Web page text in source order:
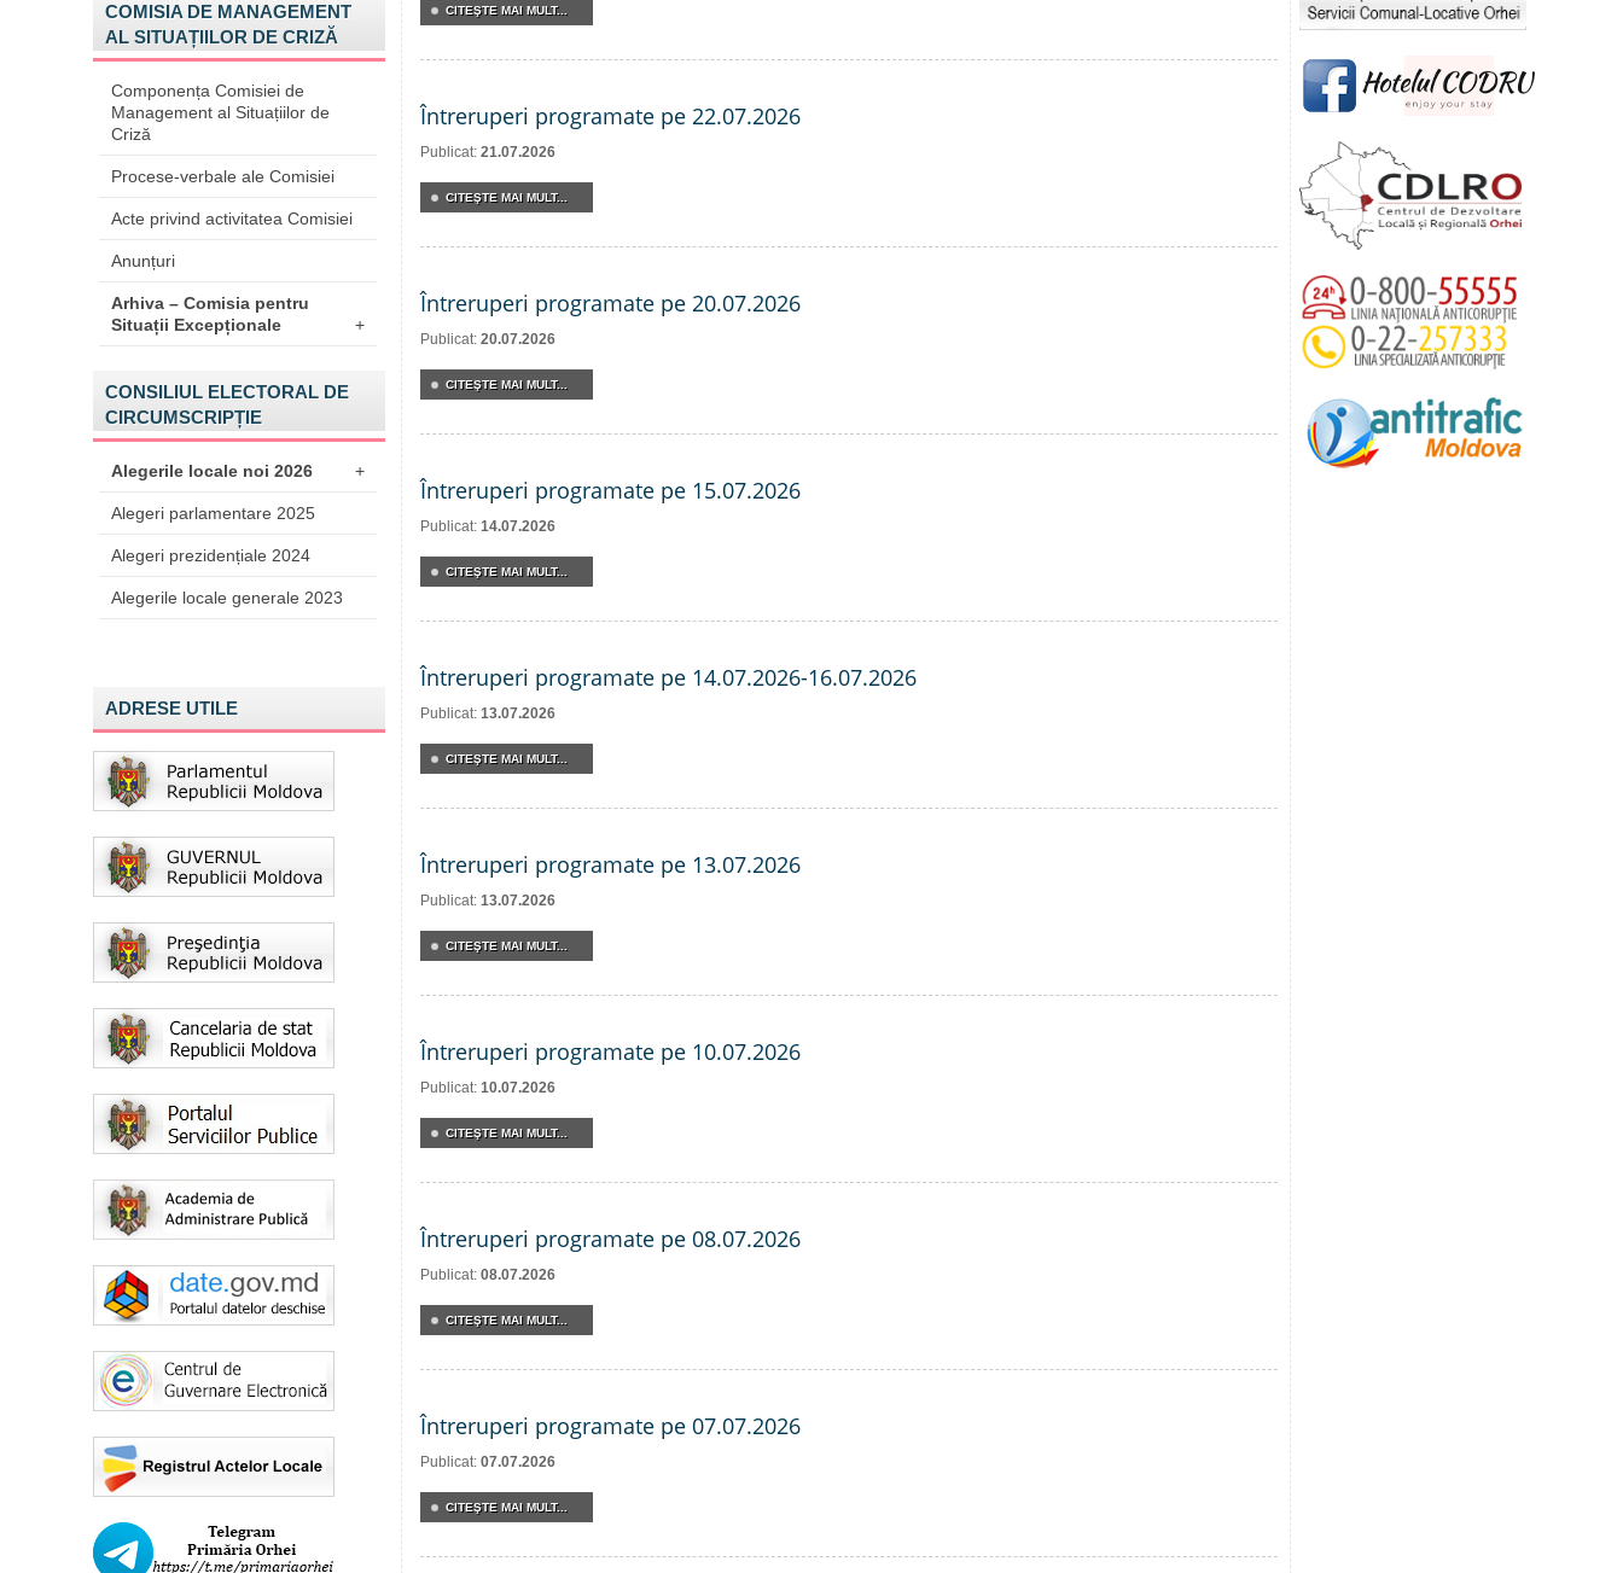
COMISIA DE MANAGEMENT
AL SITUAȚIILOR DE CRIZĂ
Componența Comisiei de
Management al Situațiilor de
Criză
Procese-verbale ale Comisiei
Acte privind activitatea Comisiei
Anunțuri
Arhiva – Comisia pentru
Situații Excepționale
+
CONSILIUL ELECTORAL DE
CIRCUMSCRIPȚIE
Alegerile locale noi 2026 +
Alegeri parlamentare 2025
Alegeri prezidențiale 2024
Alegerile locale generale 2023
ADRESE UTILE
CITEŞTE MAI MULT...
Întreruperi programate pe 22.07.2026
Publicat: 21.07.2026
CITEŞTE MAI MULT...
Întreruperi programate pe 20.07.2026
Publicat: 20.07.2026
CITEŞTE MAI MULT...
Întreruperi programate pe 15.07.2026
Publicat: 14.07.2026
CITEŞTE MAI MULT...
Întreruperi programate pe 14.07.2026-16.07.2026
Publicat: 13.07.2026
CITEŞTE MAI MULT...
Întreruperi programate pe 13.07.2026
Publicat: 13.07.2026
CITEŞTE MAI MULT...
Întreruperi programate pe 10.07.2026
Publicat: 10.07.2026
CITEŞTE MAI MULT...
Întreruperi programate pe 08.07.2026
Publicat: 08.07.2026
CITEŞTE MAI MULT...
Întreruperi programate pe 07.07.2026
Publicat: 07.07.2026
CITEŞTE MAI MULT...